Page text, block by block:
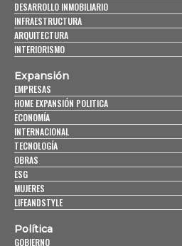
DESARROLLO INMOBILIARIO
INFRAESTRUCTURA
ARQUITECTURA
INTERIORISMO
Expansión
EMPRESAS
HOME EXPANSIÓN POLITICA
ECONOMÍA
INTERNACIONAL
TECNOLOGÍA
OBRAS
ESG
MUJERES
LIFEANDSTYLE
Política
GOBIERNO